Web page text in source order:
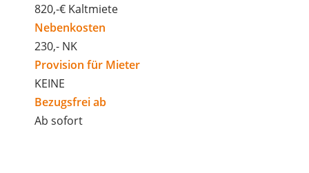
820,-€ Kaltmiete
Nebenkosten
230,- NK
Provision für Mieter
KEINE
Bezugsfrei ab
Ab sofort